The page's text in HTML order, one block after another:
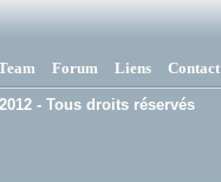
Forum Liens Contact
- Tous droits réservés